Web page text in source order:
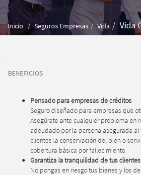
Inicio Seguros Empresas Vida Vida
BENEFICIOS
Pensado para empresas de créditos
Seguro diseñado para empresas que
Asegúrate ante cualquier problema en
adeudado por la persona asegurada al
clientes la conservación del bien o
cobertura básica por fallecimiento.
Garantiza la tranquilidad de tus clientes
No pongas en riesgo tus bienes y los